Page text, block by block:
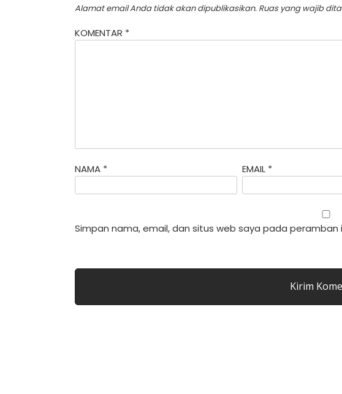
Alamat email Anda tidak akan dipublikasikan. Ruas yang wajib
KOMENTAR *
NAMA * EMAIL *
Simpan nama, email, dan situs web saya pada